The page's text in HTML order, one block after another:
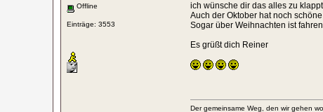
Offline
Einträge: 3553
ich wünsche dir das alles zu
Auch der Oktober hat noch schöne
Sogar über Weihnachten ist
Es grüßt dich Reiner
Der gemeinsame Weg, den wir gehen